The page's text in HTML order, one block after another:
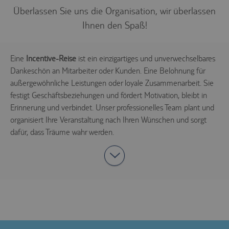
Überlassen Sie uns die Organisation, wir überlassen
Ihnen den Spaß!
Eine Incentive-Reise ist ein einzigartiges und unverwechselbares
Dankeschön an Mitarbeiter oder Kunden. Eine Belohnung für
außergewöhnliche Leistungen oder loyale Zusammenarbeit. Sie
festigt Geschäftsbeziehungen und fördert Motivation, bleibt in
Erinnerung und verbindet. Unser professionelles Team plant und
organisiert Ihre Veranstaltung nach Ihren Wünschen und sorgt
dafür, dass Träume wahr werden.
technischen
Infrastruktur.
reisecenter.de
Sitzung
innerhalb der
technischen
Infrastruktur.
Dient der
Zuordnung der
technischen
Infrastruktur
zur aktuellen